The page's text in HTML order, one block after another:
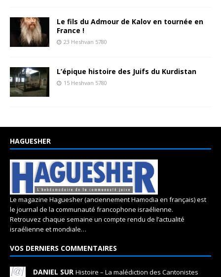
Le fils du Admour de Kalov en tournée en
France !
23 Heshvan 5780
L’épique histoire des Juifs du Kurdistan
15 Heshvan 5780
HAGUESHER
Le magazine Haguesher (anciennement Hamodia en français) est
le journal de la communauté francophone israélienne.
Retrouvez chaque semaine un compte rendu de l’actualité
israélienne et mondiale…
VOS DERNIERS COMMENTAIRES
DANIEL SUR Histoire – La malédiction des Cantonistes